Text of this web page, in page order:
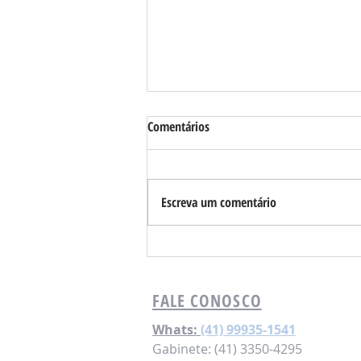
Comentários
Escreva um comentário
FALE CONOSCO
Whats: (41) 99935-1541
Gabinete: (41) 3350-4295